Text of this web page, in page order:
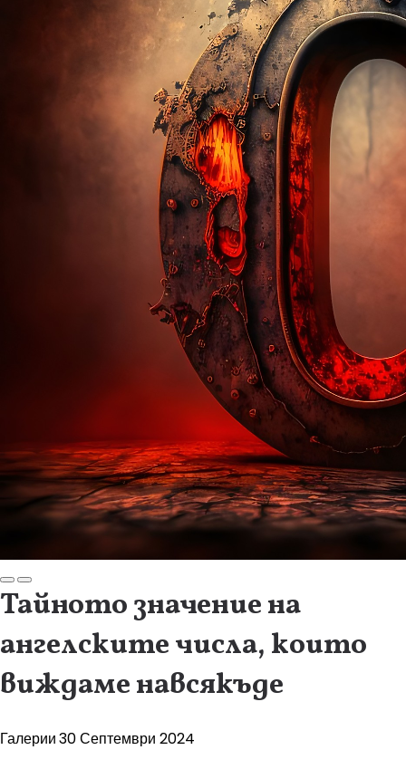
Тайното значение на
ангелските числа, които
виждаме навсякъде
Галерии30 Септември 2024